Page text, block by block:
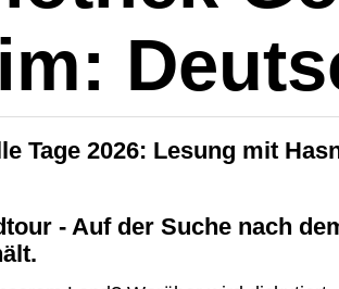
Tage 2026: Lesung mit
- Auf der Suche nach